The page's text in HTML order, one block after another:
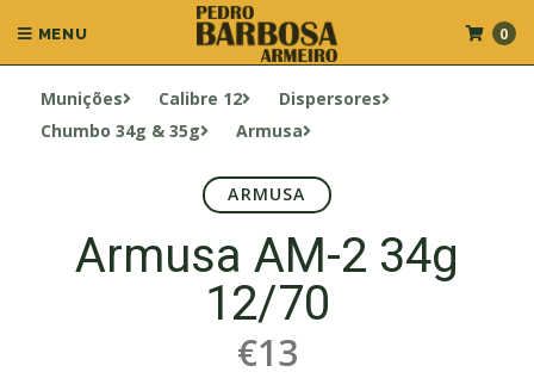
MENU 0
Munições Calibre 12
Dispersores
Chumbo 34g & 35g
Armusa
ARMUSA
Armusa AM-2 34g
12/70
€13